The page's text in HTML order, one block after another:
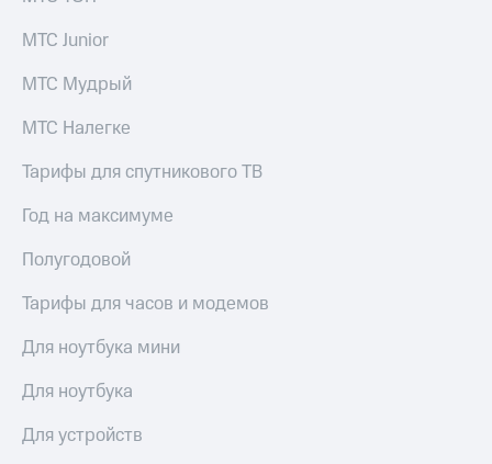
МТС Junior
МТС Мудрый
МТС Налегке
Тарифы для спутникового ТВ
Год на максимуме
Полугодовой
Тарифы для часов и модемов
Для ноутбука мини
Для ноутбука
Для устройств